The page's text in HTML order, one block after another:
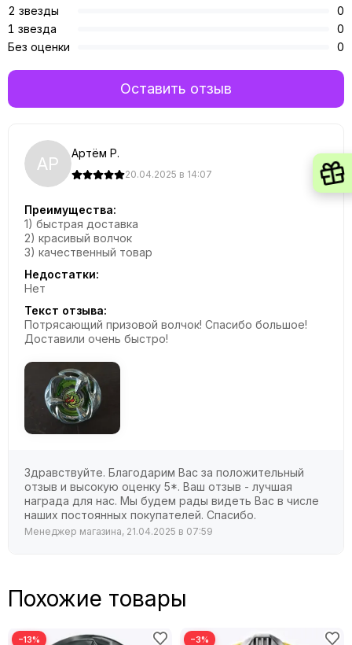
АР Артём Р.
20.04.2025 в 14:07
Преимущества:
1) быстрая доставка
2) красивый волчок
3) качественный товар
Недостатки:
Нет
Текст отзыва:
Потрясающий призовой волчок! Спасибо большое!
Доставили очень быстро!
Здравствуйте. Благодарим Вас за положительный
отзыв и высокую оценку 5*. Ваш отзыв - лучшая
награда для нас. Мы будем рады видеть Вас в числе
наших постоянных покупателей. Спасибо.
Менеджер магазина, 21.04.2025 в 07:59
2 звезды
0
1 звезда
0
Без оценки
0
Оставить отзыв
Похожие товары
−13% −3%